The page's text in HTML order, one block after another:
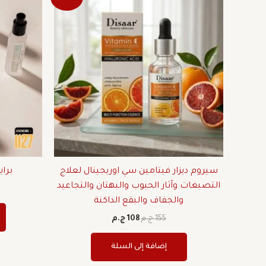
سيروم ديزار فيتامين سي اوريجينال لعلاج
التصبغات وآثار الحبوب والبهتان والتجاعيد
والجفاف والبقع الداكنة
155 ج.م
هو:
155 ج.م.
108 ج.م
هو:
108 ج.م.
إضافة إلى السلة